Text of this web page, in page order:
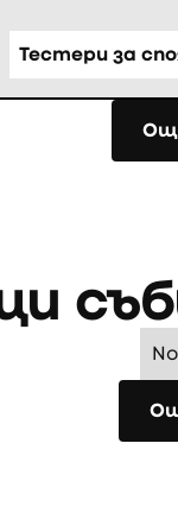
Тестери за